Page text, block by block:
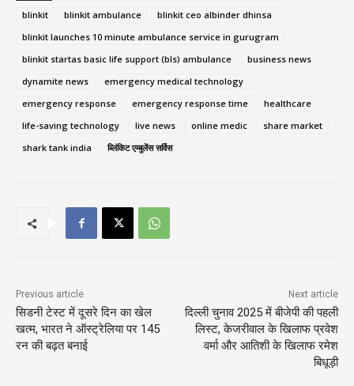
blinkit
blinkit ambulance
blinkit ceo albinder dhinsa
blinkit launches 10 minute ambulance service in gurugram
blinkit startas basic life support (bls) ambulance
business news
dynamite news
emergency medical technology
emergency response
emergency response time
healthcare
life-saving technology
live news online medic
share market
shark tank india
ब्लिंकिट एम्बुलेंस सर्विस
Previous article
सिडनी टेस्ट में दूसरे दिन का खेल
खत्म, भारत ने ऑस्ट्रेलिया पर 145
रन की बढ़त बनाई
Next article
दिल्ली चुनाव 2025 में बीजेपी की पहली
लिस्ट, केजरीवाल के खिलाफ प्रवेश
वर्मा और आतिशी के खिलाफ रमेश
बिधूड़ी